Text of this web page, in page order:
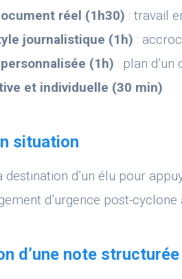
réel (1h30) : travail
journalistique (1h) :
(1h) : plan
et individuelle (30 min)
situation
destination d’un élu pour
d’urgence post-cyclone
d’une note structurée